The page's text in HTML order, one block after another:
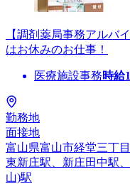
【調剤薬局事務アルバ
はお休みのお仕事！
医療施設事務時給
勤務地
面接地
富山県富山市経堂三丁
東新庄駅、新庄田中駅
山)駅